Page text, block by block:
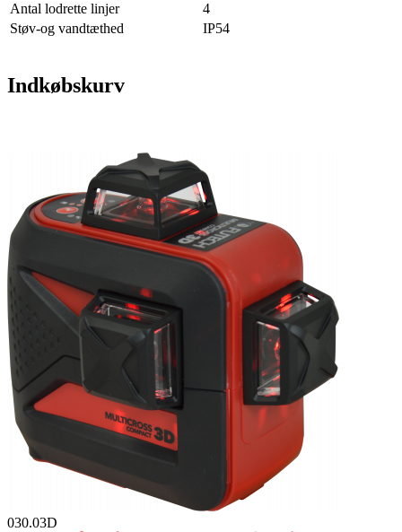
Antal lodrette linjer
4
Støv-og vandtæthed
IP54
Indkøbskurv
030.03D